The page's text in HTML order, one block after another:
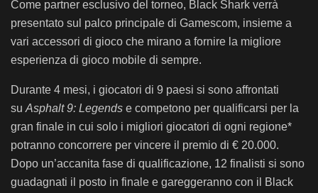
Come partner esclusivo del torneo, Black Shark verrà
presentato sul palco principale di Gamescom, insieme a
vari accessori di gioco che mirano a fornire la migliore
esperienza di gioco mobile di sempre.
Durante 4 mesi, i giocatori di 9 paesi si sono affrontati
su Asphalt 9: Legends e competono per qualificarsi per la
gran finale in cui solo i migliori giocatori di ogni regione*
potranno concorrere per vincere il premio di € 20.000.
Dopo un’accanita fase di qualificazione, 12 finalisti si sono
guadagnati il ​​posto in finale e gareggeranno con il Black